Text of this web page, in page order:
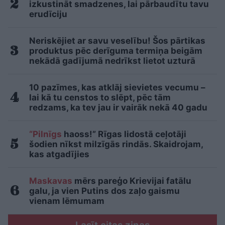
izkustināt smadzenes, lai pārbaudītu tavu
erudīciju
Neriskējiet ar savu veselību! Šos pārtikas
produktus pēc derīguma termiņa beigām
nekādā gadījumā nedrīkst lietot uzturā
10 pazīmes, kas atklāj sievietes vecumu –
lai kā tu censtos to slēpt, pēc tām
redzams, ka tev jau ir vairāk nekā 40 gadu
“Pilnīgs haoss!” Rīgas lidostā ceļotāji
šodien nīkst milzīgās rindās. Skaidrojam,
kas atgadījies
Maskavas mērs pareģo Krievijai fatālu
galu, ja vien Putins dos zaļo gaismu
vienam lēmumam